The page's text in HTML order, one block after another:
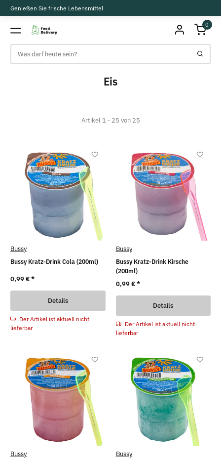
Genießen Sie frische Lebensmittel
0
Eis
Artikel 1 - 25 von 25
Bussy
Bussy Kratz-Drink Cola (200ml)
0,99 €*
Details
Der Artikel ist aktuell nicht
lieferbar
Bussy
Bussy Kratz-Drink Kirsche
(200ml)
0,99 €*
Details
Der Artikel ist aktuell nicht
lieferbar
Bussy
Bussy